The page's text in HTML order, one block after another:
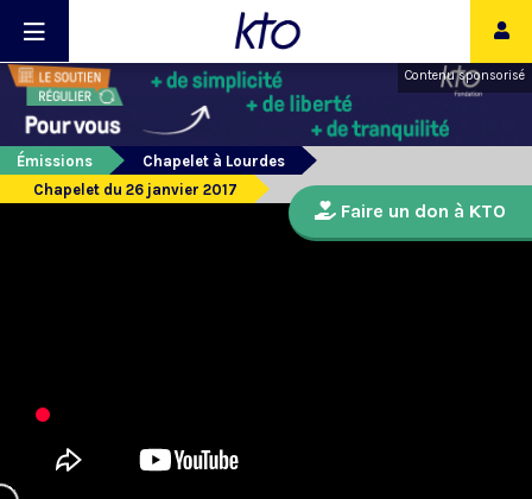
Contenu sponsorisé
Émissions
Chapelet à Lourdes
Chapelet du 26 janvier 2017
Faire un don à KTO